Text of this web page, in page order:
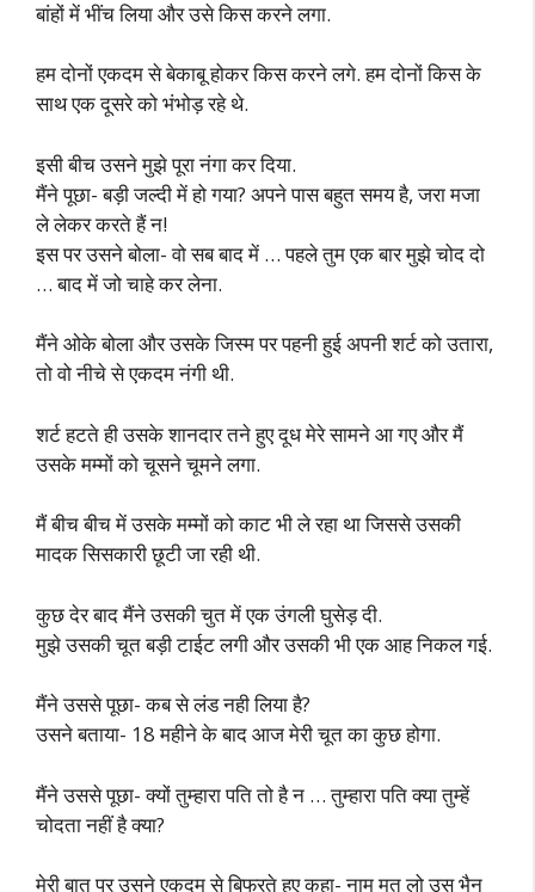
बांहों में भींच लिया और उसे किस करने लगा.
हम दोनों एकदम से बेकाबू होकर किस करने लगे. हम दोनों किस के
साथ एक दूसरे को भंभोड़ रहे थे.
इसी बीच उसने मुझे पूरा नंगा कर दिया.
मैंने पूछा- बड़ी जल्दी में हो गया? अपने पास बहुत समय है, जरा मजा
ले लेकर करते हैं न!
इस पर उसने बोला- वो सब बाद में … पहले तुम एक बार मुझे चोद दो
… बाद में जो चाहे कर लेना.
मैंने ओके बोला और उसके जिस्म पर पहनी हुई अपनी शर्ट को उतारा,
तो वो नीचे से एकदम नंगी थी.
शर्ट हटते ही उसके शानदार तने हुए दूध मेरे सामने आ गए और मैं
उसके मम्मों को चूसने चूमने लगा.
मैं बीच बीच में उसके मम्मों को काट भी ले रहा था जिससे उसकी
मादक सिसकारी छूटी जा रही थी.
कुछ देर बाद मैंने उसकी चुत में एक उंगली घुसेड़ दी.
मुझे उसकी चूत बड़ी टाईट लगी और उसकी भी एक आह निकल गई.
मैंने उससे पूछा- कब से लंड नही लिया है?
उसने बताया- 18 महीने के बाद आज मेरी चूत का कुछ होगा.
मैंने उससे पूछा- क्यों तुम्हारा पति तो है न … तुम्हारा पति क्या तुम्हें
चोदता नहीं है क्या?
मेरी बात पर उसने एकदम से बिफरते हुए कहा- नाम मत लो उस भैन